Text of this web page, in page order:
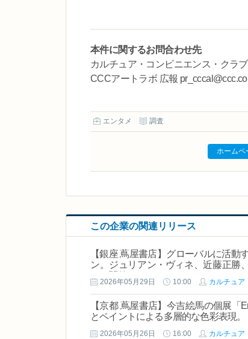
本件に関するお問合わせ先
カルチュア・コンビニエンス・クラ
CCCアートラボ 広報
エンタメ 調査
ホームペ
この企業の関連リリース
【銀座 蔦屋書店】グローバルに活
ン。ジュリアン・ヴィネ、近藤正勝
2026年05月29日 10:00 カルチュア
【京都 蔦屋書店】今吉絵馬の個展「
とペイントによる多層的な色彩表現。
2026年05月26日 16:00 カルチュア